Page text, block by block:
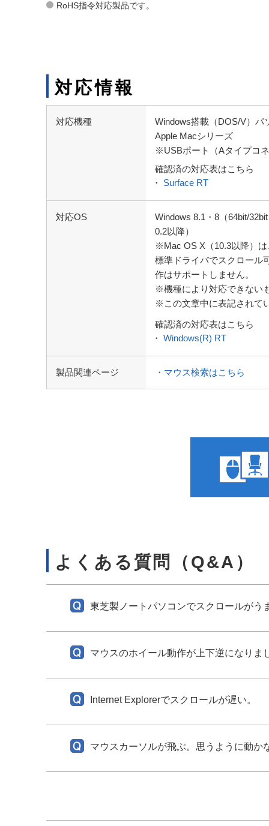
RoHS指令対応製品です。
対応情報
対応機種
Windows搭載（DOS/V）パ
Apple Macシリーズ
※USBポート（Aタイプコ
確認済の対応表はこちら
・ Surface RT
対応OS
Windows 8.1・8（64bit/
0.2以降）
※Mac OS X（10.3以降）
標準ドライバでスクロール
作はサポートしません。
※機種により対応できない
※この文章中に表記されて
確認済の対応表はこちら
・Windows(R) RT
製品関連ページ ・マウス検索はこちら
よくある質問（Q&A）
東芝製ノートパソコンでスクロールがう
マウスのホイール動作が上下逆になりま
Internet Explorerでスクロールが遅い。
マウスカーソルが飛ぶ。思うように動か